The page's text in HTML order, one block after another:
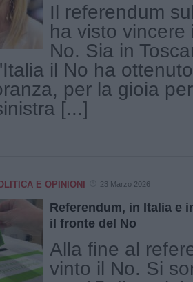
Il referendum
ha visto vincere
No. Sia in
il No ha
per la gioia
[...]
E OPINIONI 23 Marzo 2026
Referendum, in Italia e
il fronte del No
Alla fine al
vinto il No. Si